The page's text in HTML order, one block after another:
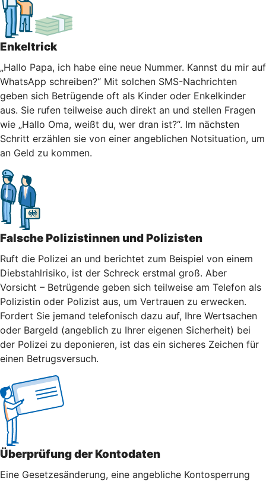
Enkeltrick
„Hallo Papa, ich habe eine neue Nummer. Kannst du mir auf
WhatsApp schreiben?“ Mit solchen SMS-Nachrichten
geben sich Betrügende oft als Kinder oder Enkelkinder
aus. Sie rufen teilweise auch direkt an und stellen Fragen
wie „Hallo Oma, weißt du, wer dran ist?“. Im nächsten
Schritt erzählen sie von einer angeblichen Notsituation, um
an Geld zu kommen.
Falsche Polizistinnen und Polizisten
Ruft die Polizei an und berichtet zum Beispiel von einem
Diebstahlrisiko, ist der Schreck erstmal groß. Aber
Vorsicht – Betrügende geben sich teilweise am Telefon als
Polizistin oder Polizist aus, um Vertrauen zu erwecken.
Fordert Sie jemand telefonisch dazu auf, Ihre Wertsachen
oder Bargeld (angeblich zu Ihrer eigenen Sicherheit) bei
der Polizei zu deponieren, ist das ein sicheres Zeichen für
einen Betrugsversuch.
Überprüfung der Kontodaten
Eine Gesetzesänderung, eine angebliche Kontosperrung